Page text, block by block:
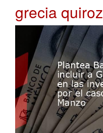
grecia quiroz